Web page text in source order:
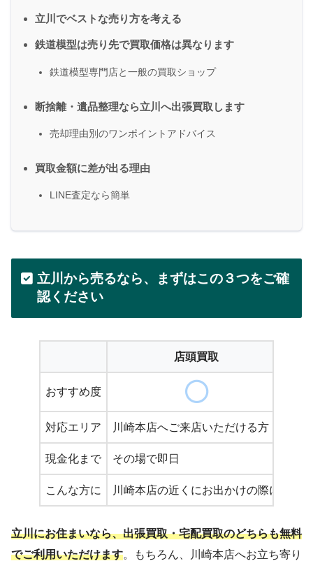
立川でベストな売り方を考える
鉄道模型は売り先で買取価格は異なります
鉄道模型専門店と一般の買取ショップ
断捨離・遺品整理なら立川へ出張買取します
売却理由別のワンポイントアドバイス
買取金額に差が出る理由
LINE査定なら簡単
立川から売るなら、まずはこの３つをご確
認ください
店頭買取
おすすめ度
対応エリア 川崎本店へご来店いただける方
現金化まで その場で即日
こんな方に 川崎本店の近くにお出かけの際に
立川にお住まいなら、出張買取・宅配買取のどちらも無料
でご利用いただけます。もちろん、川崎本店へお立ち寄り